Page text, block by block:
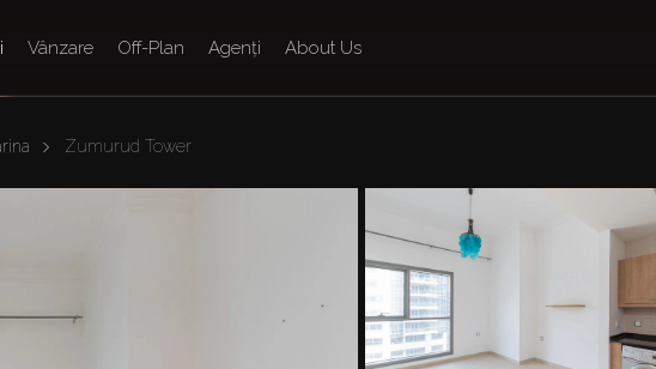
Vânzare Off-Plan Agenți About Us
Zumurud Tower